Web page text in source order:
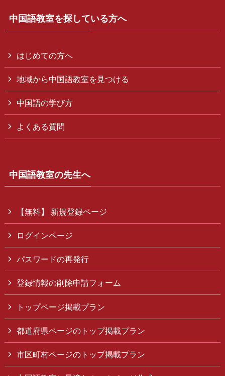
中国語教室を探している方へ
はじめての方へ
地域から中国語教室を見つける
中国語の学び方
よくある質問
中国語教室の先生へ
【無料】 新規登録ページ
ログインページ
パスワードの再発行
登録情報の削除申請フォーム
トップページ掲載プラン
都道府県ページのトップ掲載プラン
市区町村ページのトップ掲載プラン